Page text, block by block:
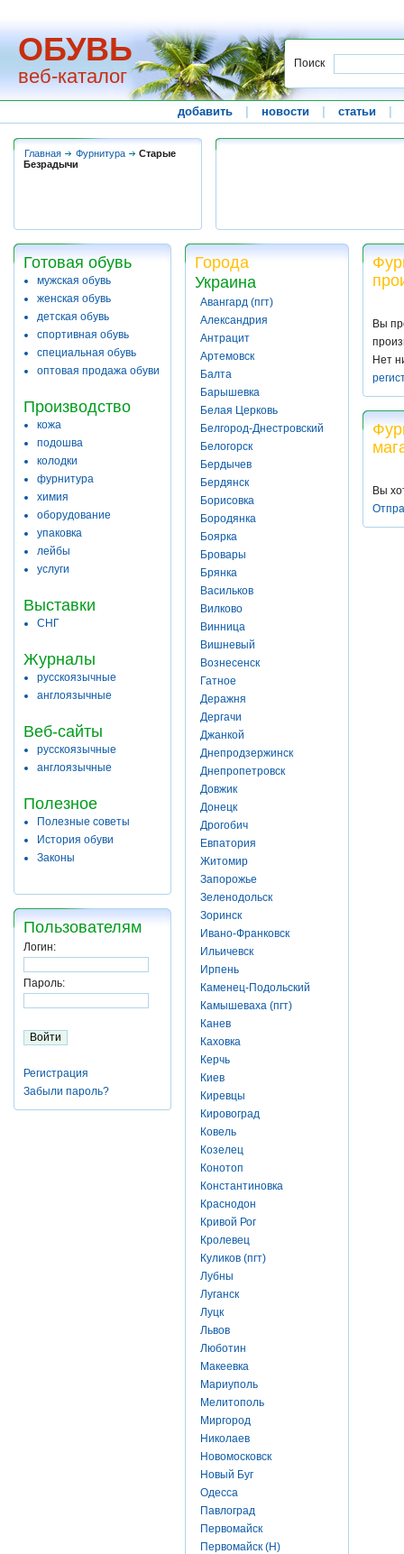
ОБУВЬ
веб-каталог
Поиск
добавить новости статьи
Главная Фурнитура
Старые
Безрадычи
Готовая обувь
мужская обувь
женская обувь
детская обувь
спортивная обувь
специальная обувь
оптовая продажа обуви
Производство
кожа
подошва
колодки
фурнитура
химия
оборудование
упаковка
лейбы
услуги
Выставки
СНГ
Журналы
русскоязычные
англоязычные
Веб-сайты
русскоязычные
англоязычные
Полезное
Полезные советы
История обуви
Законы
Пользователям
Логин:
Пароль:
Регистрация
Забыли пароль?
Города
Украина
Авангард (пгт)
Александрия
Антрацит
Артемовск
Балта
Барышевка
Белая Церковь
Белгород-Днестровский
Белогорск
Бердычев
Бердянск
Борисовка
Бородянка
Боярка
Бровары
Брянка
Васильков
Вилково
Винница
Вишневый
Вознесенск
Гатное
Деражня
Дергачи
Джанкой
Днепродзержинск
Днепропетровск
Довжик
Донецк
Дрогобич
Евпатория
Житомир
Запорожье
Зеленодольск
Зоринск
Ивано-Франковск
Ильичевск
Ирпень
Каменец-Подольский
Камышеваха (пгт)
Канев
Каховка
Керчь
Киев
Киревцы
Кировоград
Ковель
Козелец
Конотоп
Константиновка
Краснодон
Кривой Рог
Кролевец
Куликов (пгт)
Лубны
Луганск
Луцк
Львов
Люботин
Макеевка
Мариуполь
Мелитополь
Миргород
Николаев
Новомосковск
Новый Буг
Одесса
Павлоград
Первомайск
Первомайск (Н)
Вы
Нет
Вы